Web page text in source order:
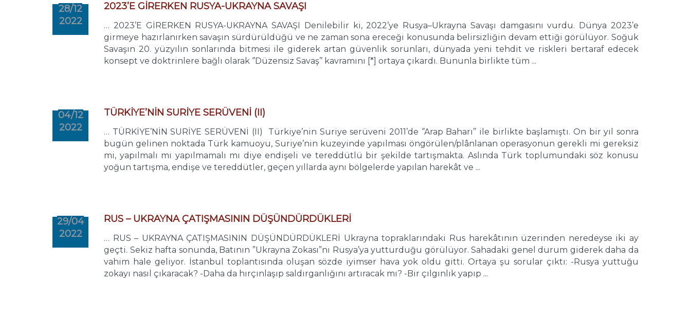
28/12
2022
2023’E GİRERKEN RUSYA-UKRAYNA SAVAŞI
… 2023’E GİRERKEN RUSYA-UKRAYNA SAVAŞI Denilebilir ki, 2022’ye Rusya–Ukrayna Savaşı damgasını vurdu. Dünya 2023’e
girmeye hazırlanırken savaşın sürdürüldüğü ve ne zaman sona ereceği konusunda belirsizliğin devam ettiği görülüyor. Soğuk
Savaşın 20. yüzyılın sonlarında bitmesi ile giderek artan güvenlik sorunları, dünyada yeni tehdit ve riskleri bertaraf edecek
konsept ve doktrinlere bağlı olarak ‘’Düzensiz Savaş’’ kavramını [*] ortaya çıkardı. Bununla birlikte tüm ...
04/12
2022
TÜRKİYE’NİN SURİYE SERÜVENİ (II)
… TÜRKİYE’NİN SURİYE SERÜVENİ (II) Türkiye’nin Suriye serüveni 2011’de ‘’Arap Baharı’’ ile birlikte başlamıştı. On bir yıl sonra
bugün gelinen noktada Türk kamuoyu, Suriye’nin kuzeyinde yapılması öngörülen/plânlanan operasyonun gerekli mi gereksiz
mi, yapılmalı mı yapılmamalı mı diye endişeli ve tereddütlü bir şekilde tartışmakta. Aslında Türk toplumundaki söz konusu
yoğun tartışma, endişe ve tereddütler, geçen yıllarda aynı bölgelerde yapılan harekât ve ...
29/04
2022
RUS – UKRAYNA ÇATIŞMASININ DÜŞÜNDÜRDÜKLERİ
… RUS – UKRAYNA ÇATIŞMASININ DÜŞÜNDÜRDÜKLERİ Ukrayna topraklarındaki Rus harekâtının üzerinden neredeyse iki ay
geçti. Sekiz hafta sonunda, Batının ”Ukrayna Zokası”nı Rusya’ya yutturduğu görülüyor. Sahadaki genel durum giderek daha da
vahim hale geliyor. İstanbul toplantısında oluşan sözde iyimser hava yok oldu gitti. Ortaya şu sorular çıktı: -Rusya yuttuğu
zokayı nasıl çıkaracak? -Daha da hırçınlaşıp saldırganlığını artıracak mı? -Bir çılgınlık yapıp ...